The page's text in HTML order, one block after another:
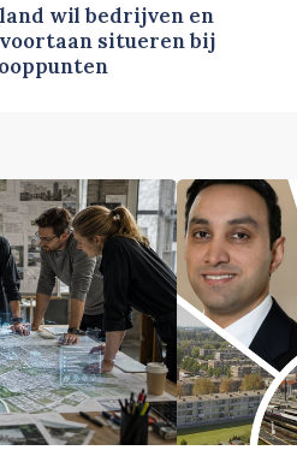
wil bedrijven en
situeren bij